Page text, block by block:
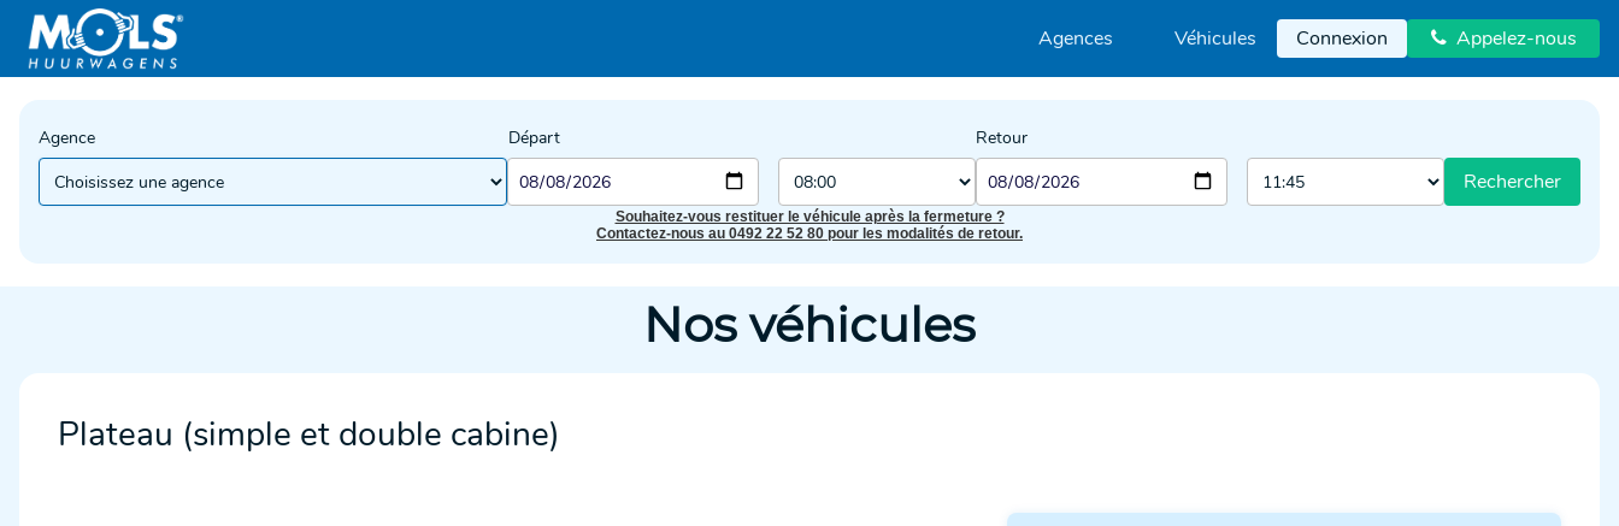
Agences Véhicules Connexion  Appelez-nous
Agence Départ Retour
Rechercher
Souhaitez-vous restituer le véhicule après la fermeture ?
Contactez-nous au 0492 22 52 80 pour les modalités de retour.
Nos véhicules
Plateau (simple et double cabine)